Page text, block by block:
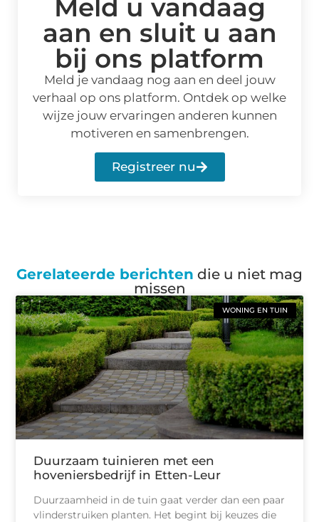
Meld u vandaag
aan en sluit u aan
bij ons platform
Meld je vandaag nog aan en deel jouw
verhaal op ons platform. Ontdek op welke
wijze jouw ervaringen anderen kunnen
motiveren en samenbrengen.
Registreer nu
Gerelateerde berichten die u niet mag
missen
WONING EN TUIN
Duurzaam tuinieren met een
hoveniersbedrijf in Etten-Leur
Duurzaamheid in de tuin gaat verder dan een paar
vlinderstruiken planten. Het begint bij keuzes die